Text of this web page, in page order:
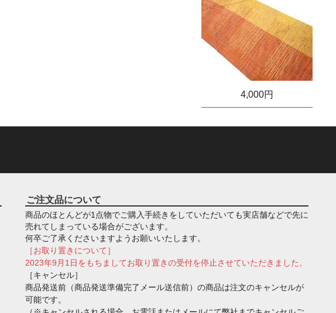
4,000円
ご注文品について
商品のほとんどが1点物でご購入手続きをしていただいても実店舗などで先に
売れてしまっている場合がございます。
何卒ご了承くださいますようお願いいたします。
［お取り置きについて］
2023年9月1日をもちましてお取り置きの受付を停止させていただきました。
［キャンセル］
商品発送前（商品発送準備完了メール送信前）の商品は注文のキャンセルが
可能です。